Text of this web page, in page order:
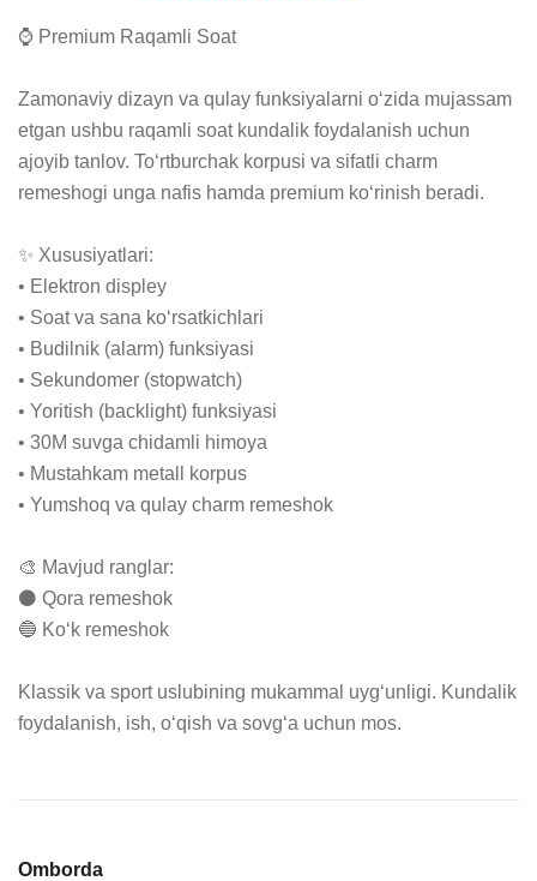
⌚ Premium Raqamli Soat
Zamonaviy dizayn va qulay funksiyalarni o‘zida mujassam
etgan ushbu raqamli soat kundalik foydalanish uchun
ajoyib tanlov. To‘rtburchak korpusi va sifatli charm
remeshogi unga nafis hamda premium ko‘rinish beradi.
✨ Xususiyatlari:
• Elektron displey
• Soat va sana ko‘rsatkichlari
• Budilnik (alarm) funksiyasi
• Sekundomer (stopwatch)
• Yoritish (backlight) funksiyasi
• 30M suvga chidamli himoya
• Mustahkam metall korpus
• Yumshoq va qulay charm remeshok
🎨 Mavjud ranglar:
⚫ Qora remeshok
🔵 Ko‘k remeshok
Klassik va sport uslubining mukammal uyg‘unligi. Kundalik
foydalanish, ish, o‘qish va sovg‘a uchun mos.
Omborda